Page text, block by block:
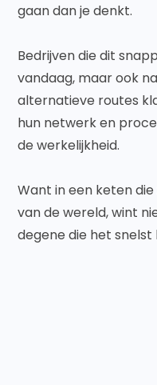
gaan dan je denkt.
Bedrijven die dit
vandaag, maar ook
alternatieve routes
hun netwerk en
de werkelijkheid.
Want in een keten
van de wereld, wint
degene die het snelst